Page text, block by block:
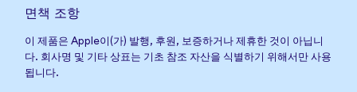
면책 조항
이 제품은 Apple이(가) 발행, 후원, 보증하거나 제휴한 것이 아닙니
다. 회사명 및 기타 상표는 기초 참조 자산을 식별하기 위해서만 사용
됩니다.